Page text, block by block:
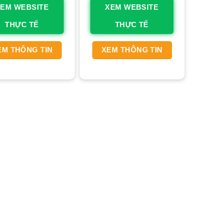
WEBSITE
THỰC TẾ
THÔNG TIN
XEM WEBSITE
THỰC TẾ
XEM THÔNG TIN